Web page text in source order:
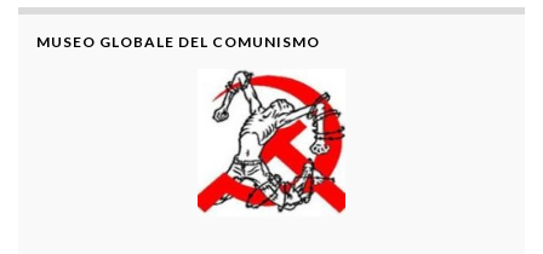
MUSEO GLOBALE DEL COMUNISMO